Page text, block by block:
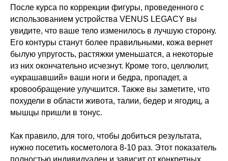
После курса по коррекции фигуры, проведенного с
использованием устройства VENUS LEGACY вы
увидите, что ваше тело изменилось в лучшую сторону.
Его контуры станут более правильными, кожа вернет
былую упругость, растяжки уменьшатся, а некоторые
из них окончательно исчезнут. Кроме того, целлюлит,
«украшавший» ваши ноги и бедра, пропадет, а
кровообращение улучшится. Также вы заметите, что
похудели в области живота, талии, бедер и ягодиц, а
мышцы пришли в тонус.
Как правило, для того, чтобы добиться результата,
нужно посетить косметолога 8-10 раз. Этот показатель
полностью индивидуален и зависит от конкретных